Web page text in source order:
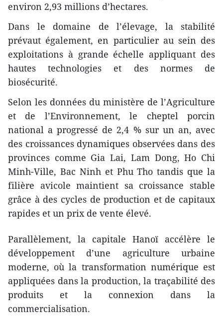
environ 2,93 millions d’hectares.
​Dans le domaine de l’élevage, la stabilité
prévaut également, en particulier au sein des
exploitations à grande échelle appliquant des
hautes technologies et des normes de
biosécurité.
Selon les données du ministère de l’Agriculture
et de l’Environnement, le cheptel porcin
national a progressé de 2,4 % sur un an, avec
des croissances dynamiques observées dans des
provinces comme Gia Lai, Lam Dong, Ho Chi
Minh-Ville, Bac Ninh et Phu Tho tandis que la
filière avicole maintient sa croissance stable
grâce à des cycles de production et de capitaux
rapides et un prix de vente élevé.
​Parallèlement, la capitale Hanoï accélère le
développement d’une agriculture urbaine
moderne, où la transformation numérique est
appliquées dans la production, la traçabilité des
produits et la connexion dans la
commercialisation.